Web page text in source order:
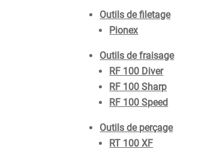
Outils de filetage
Pionex
Outils de fraisage
RF 100 Diver
RF 100 Sharp
RF 100 Speed
Outils de perçage
RT 100 XF